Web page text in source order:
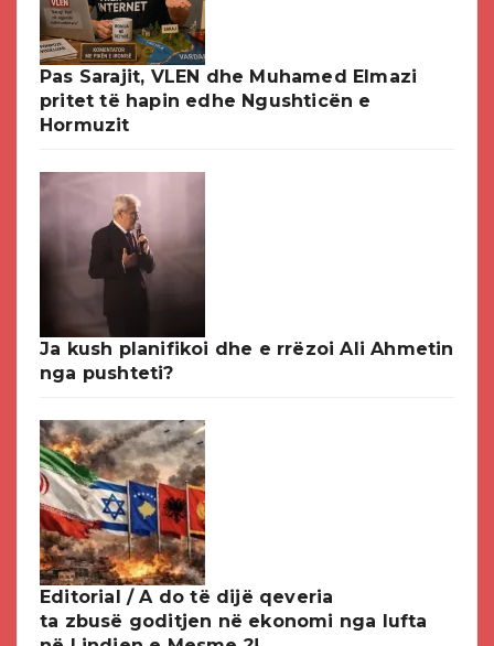
Pas Sarajit, VLEN dhe Muhamed Elmazi
pritet të hapin edhe Ngushticën e
Hormuzit
Ja kush planifikoi dhe e rrëzoi Ali Ahmetin
nga pushteti?
Editorial / A do të dijë qeveria
ta zbusë goditjen në ekonomi nga lufta